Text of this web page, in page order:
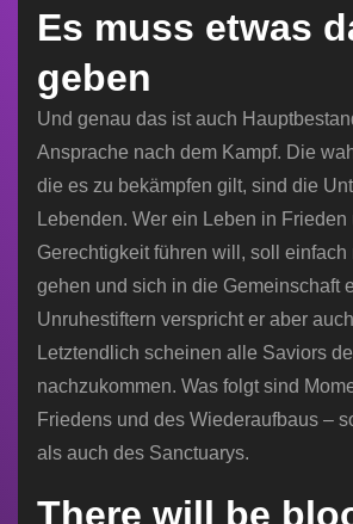
Es muss etwas
geben
Und genau das ist auch
Ansprache nach dem Kampf. Die
die es zu bekämpfen gilt, sind die
Lebenden. Wer ein Leben in Frieden
Gerechtigkeit führen will, soll einfach
gehen und sich in die Gemeinschaft
Unruhestiftern verspricht er aber
Letztendlich scheinen alle Saviors
nachzukommen. Was folgt sind
Friedens und des Wiederaufbaus –
als auch des Sanctuarys.
There will be